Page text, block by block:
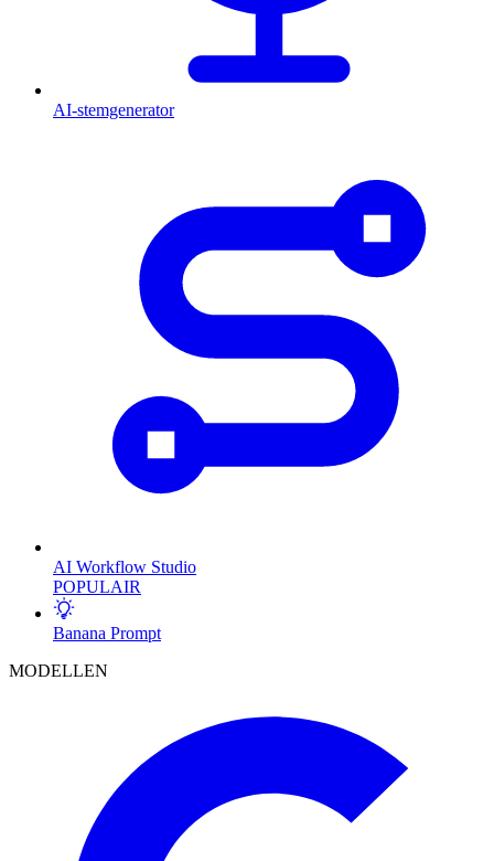
AI-stemgenerator
AI Workflow Studio
POPULAIR
Banana Prompt
MODELLEN